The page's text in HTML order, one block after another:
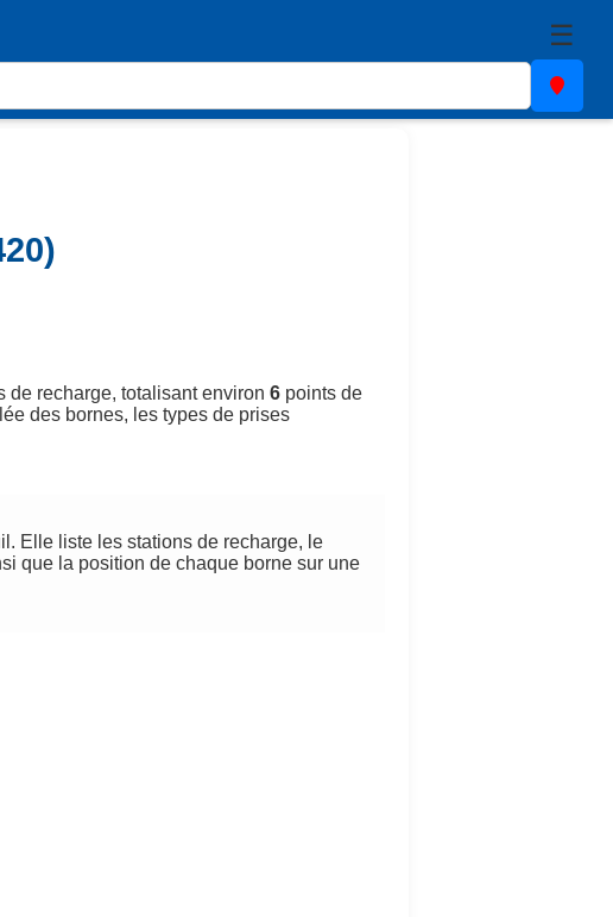
☰
de recharge, totalisant environ 6 points de
des bornes, les types de prises
Elle liste les stations de recharge, le
que la position de chaque borne sur une